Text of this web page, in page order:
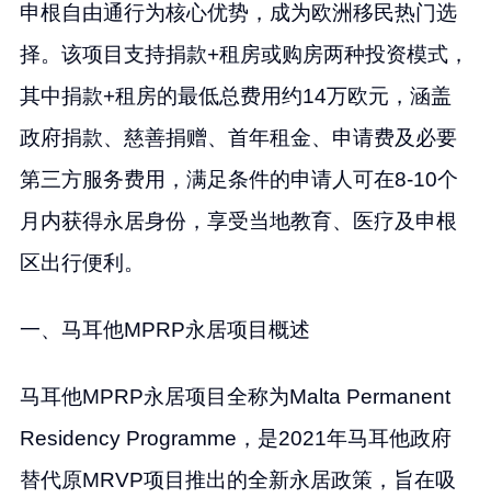
申根自由通行为核心优势，成为欧洲移民热门选
择。该项目支持捐款+租房或购房两种投资模式，
其中捐款+租房的最低总费用约14万欧元，涵盖
政府捐款、慈善捐赠、首年租金、申请费及必要
第三方服务费用，满足条件的申请人可在8-10个
月内获得永居身份，享受当地教育、医疗及申根
区出行便利。
一、马耳他MPRP永居项目概述
马耳他MPRP永居项目全称为Malta Permanent
Residency Programme，是2021年马耳他政府
替代原MRVP项目推出的全新永居政策，旨在吸